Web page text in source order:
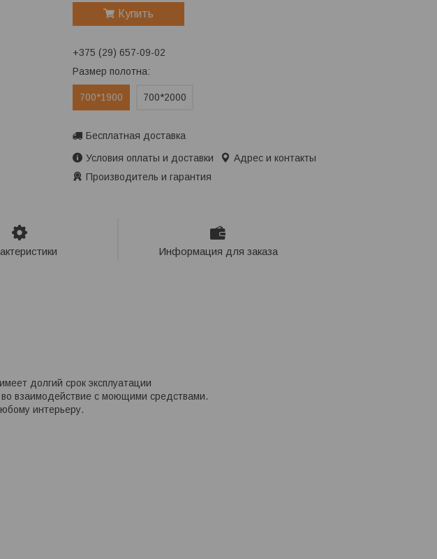
Купить
+375 (29) 657-09-02
Размер полотна:
700*1900 700*2000
Бесплатная доставка
Условия оплаты и доставки
Адрес и контакты
Производитель и гарантия
Информация для заказа
долгий срок эксплуатации
во взаимодействие с моющими средствами.
интерьеру.